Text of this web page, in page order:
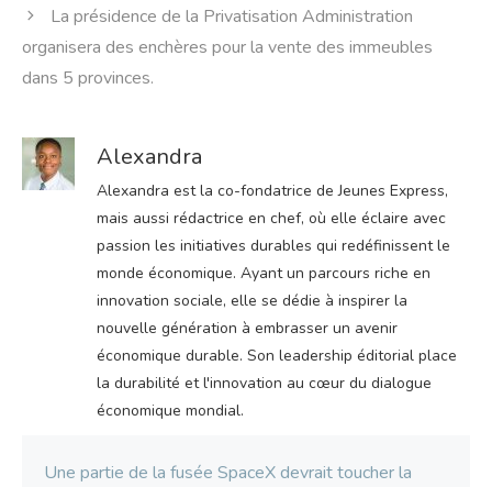
La présidence de la Privatisation Administration
organisera des enchères pour la vente des immeubles
dans 5 provinces.
Alexandra
Alexandra est la co-fondatrice de Jeunes Express,
mais aussi rédactrice en chef, où elle éclaire avec
passion les initiatives durables qui redéfinissent le
monde économique. Ayant un parcours riche en
innovation sociale, elle se dédie à inspirer la
nouvelle génération à embrasser un avenir
économique durable. Son leadership éditorial place
la durabilité et l'innovation au cœur du dialogue
économique mondial.
Une partie de la fusée SpaceX devrait toucher la